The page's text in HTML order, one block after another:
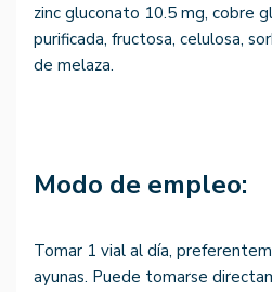
zinc gluconato 10.5 mg, cobre
purificada, fructosa, celulosa,
de melaza.
Modo de empleo:
Tomar 1 vial al día,
ayunas. Puede tomarse